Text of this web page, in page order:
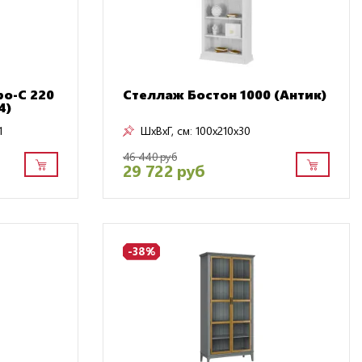
С 220 Стеллаж Бостон 1000 (Антик)
ШxВxГ, см: 100x210x30
46 440 руб
29 722 руб
-38%